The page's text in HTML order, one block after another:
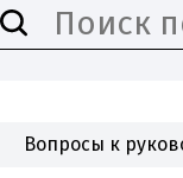
Вопросы к